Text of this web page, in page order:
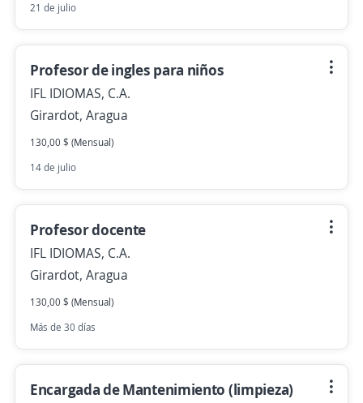
21 de julio
Profesor de ingles para niños
IFL IDIOMAS, C.A.
Girardot, Aragua
130,00 $ (Mensual)
14 de julio
Profesor docente
IFL IDIOMAS, C.A.
Girardot, Aragua
130,00 $ (Mensual)
Más de 30 días
Encargada de Mantenimiento (limpieza)